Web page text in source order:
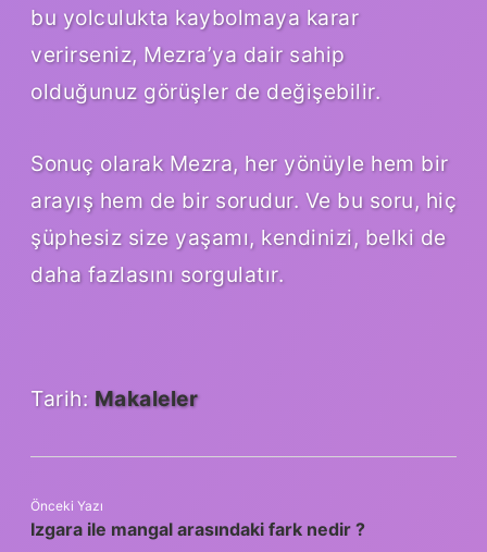
bu yolculukta kaybolmaya karar
verirseniz, Mezra’ya dair sahip
olduğunuz görüşler de değişebilir.
Sonuç olarak Mezra, her yönüyle hem bir
arayış hem de bir sorudur. Ve bu soru, hiç
şüphesiz size yaşamı, kendinizi, belki de
daha fazlasını sorgulatır.
Tarih: Makaleler
Önceki Yazı
Izgara ile mangal arasındaki fark nedir ?